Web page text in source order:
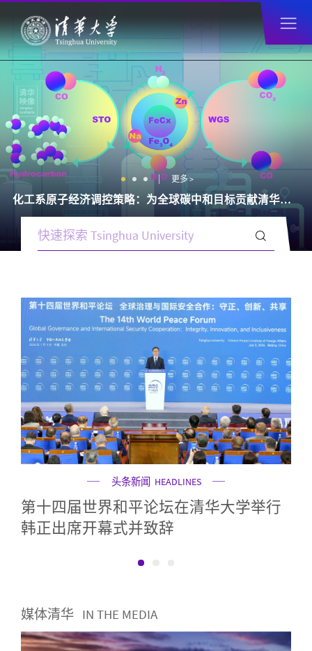
化工系原子经济调控策略：为全球碳中和目标贡献清华方案
更多 >
媒体清华 IN THE MEDIA
头条新闻 HEADLINES
第十四届世界和平论坛在清华大学举行
韩正出席开幕式并致辞